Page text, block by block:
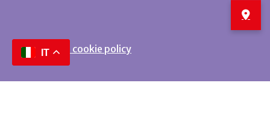
Privacy e cookie policy
IT